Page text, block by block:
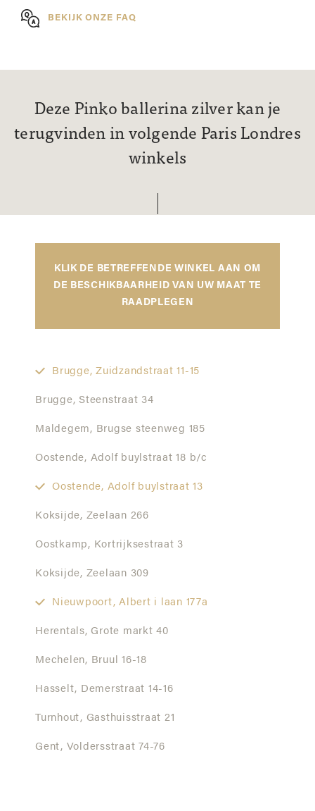
BEKIJK ONZE FAQ
Deze Pinko ballerina zilver kan je
terugvinden in volgende Paris Londres
winkels
KLIK DE BETREFFENDE WINKEL AAN OM
DE BESCHIKBAARHEID VAN UW MAAT TE
RAADPLEGEN
Brugge, Zuidzandstraat 11-15
Brugge, Steenstraat 34
Maldegem, Brugse steenweg 185
Oostende, Adolf buylstraat 18 b/c
Oostende, Adolf buylstraat 13
Koksijde, Zeelaan 266
Oostkamp, Kortrijksestraat 3
Koksijde, Zeelaan 309
Nieuwpoort, Albert i laan 177a
Herentals, Grote markt 40
Mechelen, Bruul 16-18
Hasselt, Demerstraat 14-16
Turnhout, Gasthuisstraat 21
Gent, Voldersstraat 74-76